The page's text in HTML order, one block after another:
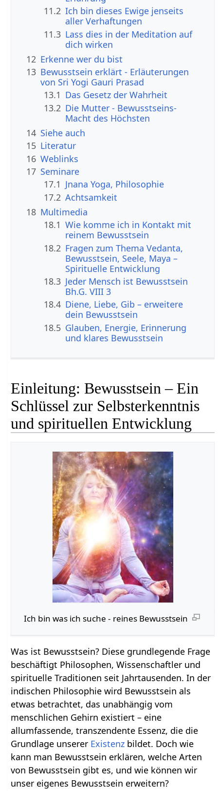
11.2 Ich bin dieses Ewige jenseits
aller Verhaftungen
11.3 Lass dies in der Meditation auf
dich wirken
12 Erkenne wer du bist
13 Bewusstsein erklärt - Erläuterungen
von Sri Yogi Gauri Prasad
13.1 Das Gesetz der Wahrheit
13.2 Die Mutter - Bewusstseins-
Macht des Höchsten
14 Siehe auch
15 Literatur
16 Weblinks
17 Seminare
17.1 Jnana Yoga, Philosophie
17.2 Achtsamkeit
18 Multimedia
18.1 Wie komme ich in Kontakt mit
reinem Bewusstsein
18.2 Fragen zum Thema Vedanta,
Bewusstsein, Seele, Maya –
Spirituelle Entwicklung
18.3 Jeder Mensch ist Bewusstsein
Bh.G. VIII 3
18.4 Diene, Liebe, Gib – erweitere
dein Bewusstsein
18.5 Glauben, Energie, Erinnerung
und klares Bewusstsein
Einleitung: Bewusstsein – Ein
Schlüssel zur Selbsterkenntnis
und spirituellen Entwicklung
Ich bin was ich suche - reines Bewusstsein
Was ist Bewusstsein? Diese grundlegende Frage
beschäftigt Philosophen, Wissenschaftler und
spirituelle Traditionen seit Jahrtausenden. In der
indischen Philosophie wird Bewusstsein als
etwas betrachtet, das unabhängig vom
menschlichen Gehirn existiert – eine
allumfassende, transzendente Essenz, die die
Grundlage unserer Existenz bildet. Doch wie
kann man Bewusstsein erklären, welche Arten
von Bewusstsein gibt es, und wie können wir
unser eigenes Bewusstsein erweitern?